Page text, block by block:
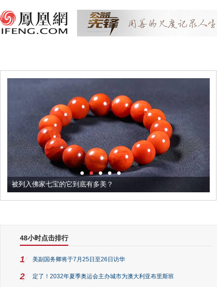
被列入佛家七宝的它到底有多美？
48小时点击排行
1 美副国务卿将于7月25日至26日访华
2 定了！2032年夏季奥运会主办城市为澳大利亚布里斯班